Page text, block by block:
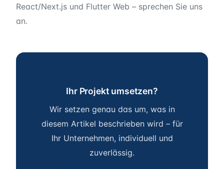
React/Next.js und Flutter Web – sprechen Sie uns
an.
Ihr Projekt umsetzen?
Wir setzen genau das um, was in
diesem Artikel beschrieben wird – für
Ihr Unternehmen, individuell und
zuverlässig.